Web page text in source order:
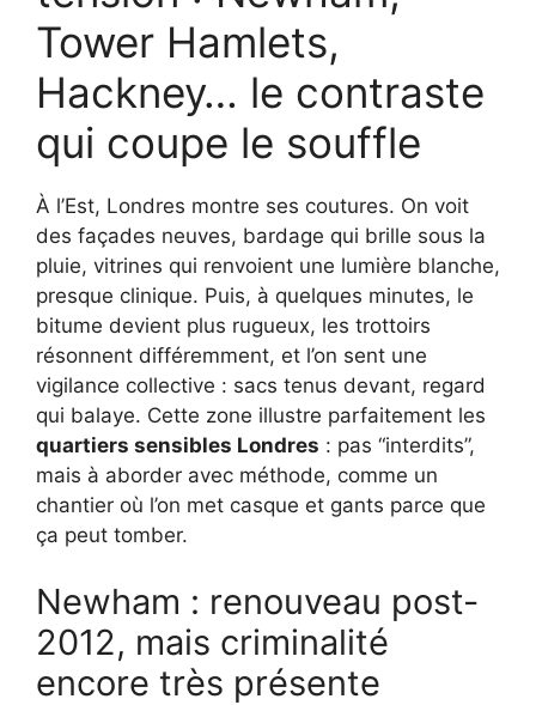
Tower Hamlets,
Hackney… le contraste
qui coupe le souffle
À l’Est, Londres montre ses coutures. On voit
des façades neuves, bardage qui brille sous la
pluie, vitrines qui renvoient une lumière blanche,
presque clinique. Puis, à quelques minutes, le
bitume devient plus rugueux, les trottoirs
résonnent différemment, et l’on sent une
vigilance collective : sacs tenus devant, regard
qui balaye. Cette zone illustre parfaitement les
quartiers sensibles Londres : pas “interdits”,
mais à aborder avec méthode, comme un
chantier où l’on met casque et gants parce que
ça peut tomber.
Newham : renouveau post-
2012, mais criminalité
encore très présente